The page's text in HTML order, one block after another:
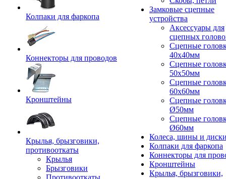
Колпаки для фаркопа
Коннекторы для проводов
Кронштейны
Крылья, брызговики,
противооткаты
Крылья
Брызговики
Противооткаты
Замковые сцепные
устройства
Аксессуары для
сцепных
Сцепные
40x40мм
Сцепные
50x50мм
Сцепные
60x60мм
Сцепные
Ø50мм
Сцепные
Ø60мм
Колеса, шины и
Колпаки для фаркопа
Коннекторы для
Кронштейны
Крылья, брызговики,